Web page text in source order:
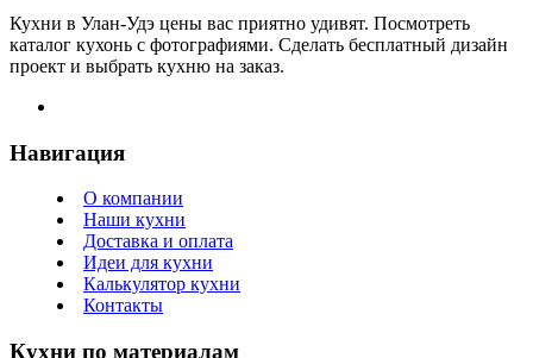
Кухни в Улан-Удэ цены вас приятно удивят. Посмотреть
каталог кухонь с фотографиями. Сделать бесплатный дизайн
проект и выбрать кухню на заказ.
Навигация
О компании
Наши кухни
Доставка и оплата
Идеи для кухни
Калькулятор кухни
Контакты
Кухни по материалам